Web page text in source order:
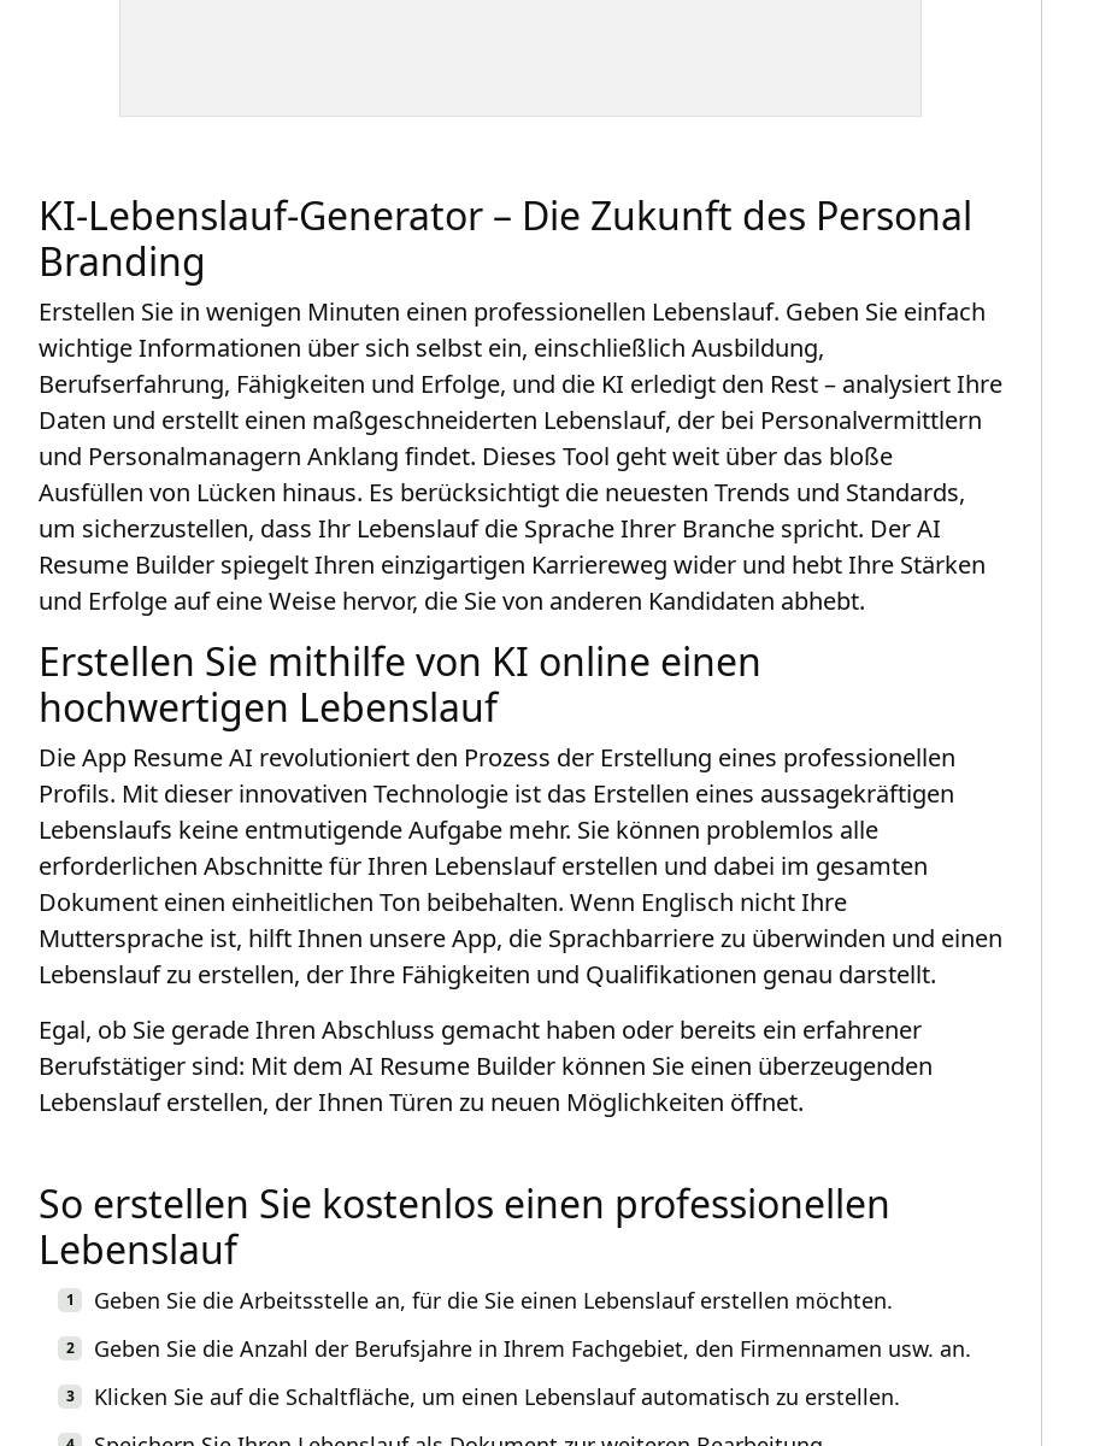
KI-Lebenslauf-Generator – Die Zukunft des Personal
Branding
Erstellen Sie in wenigen Minuten einen professionellen Lebenslauf. Geben Sie einfach
wichtige Informationen über sich selbst ein, einschließlich Ausbildung,
Berufserfahrung, Fähigkeiten und Erfolge, und die KI erledigt den Rest – analysiert Ihre
Daten und erstellt einen maßgeschneiderten Lebenslauf, der bei Personalvermittlern
und Personalmanagern Anklang findet. Dieses Tool geht weit über das bloße
Ausfüllen von Lücken hinaus. Es berücksichtigt die neuesten Trends und Standards,
um sicherzustellen, dass Ihr Lebenslauf die Sprache Ihrer Branche spricht. Der AI
Resume Builder spiegelt Ihren einzigartigen Karriereweg wider und hebt Ihre Stärken
und Erfolge auf eine Weise hervor, die Sie von anderen Kandidaten abhebt.
Erstellen Sie mithilfe von KI online einen
hochwertigen Lebenslauf
Die App Resume AI revolutioniert den Prozess der Erstellung eines professionellen
Profils. Mit dieser innovativen Technologie ist das Erstellen eines aussagekräftigen
Lebenslaufs keine entmutigende Aufgabe mehr. Sie können problemlos alle
erforderlichen Abschnitte für Ihren Lebenslauf erstellen und dabei im gesamten
Dokument einen einheitlichen Ton beibehalten. Wenn Englisch nicht Ihre
Muttersprache ist, hilft Ihnen unsere App, die Sprachbarriere zu überwinden und einen
Lebenslauf zu erstellen, der Ihre Fähigkeiten und Qualifikationen genau darstellt.
Egal, ob Sie gerade Ihren Abschluss gemacht haben oder bereits ein erfahrener
Berufstätiger sind: Mit dem AI Resume Builder können Sie einen überzeugenden
Lebenslauf erstellen, der Ihnen Türen zu neuen Möglichkeiten öffnet.
So erstellen Sie kostenlos einen professionellen
Lebenslauf
Geben Sie die Arbeitsstelle an, für die Sie einen Lebenslauf erstellen möchten.
Geben Sie die Anzahl der Berufsjahre in Ihrem Fachgebiet, den Firmennamen usw. an.
Klicken Sie auf die Schaltfläche, um einen Lebenslauf automatisch zu erstellen.